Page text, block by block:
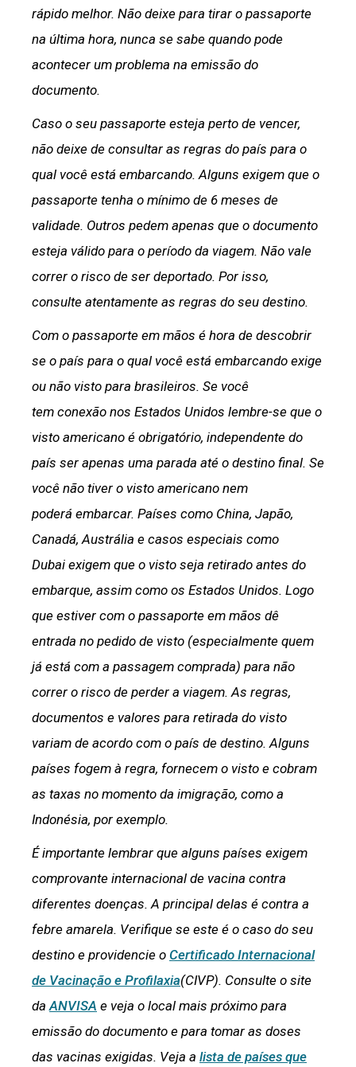
rápido melhor. Não deixe para tirar o passaporte
na última hora, nunca se sabe quando pode
acontecer um problema na emissão do
documento.
Caso o seu passaporte esteja perto de vencer,
não deixe de consultar as regras do país para o
qual você está embarcando. Alguns exigem que o
passaporte tenha o mínimo de 6 meses de
validade. Outros pedem apenas que o documento
esteja válido para o período da viagem. Não vale
correr o risco de ser deportado. Por isso,
consulte atentamente as regras do seu destino.
Com o passaporte em mãos é hora de descobrir
se o país para o qual você está embarcando exige
ou não visto para brasileiros. Se você
tem conexão nos Estados Unidos lembre-se que o
visto americano é obrigatório, independente do
país ser apenas uma parada até o destino final. Se
você não tiver o visto americano nem
poderá embarcar. Países como China, Japão,
Canadá, Austrália e casos especiais como
Dubai exigem que o visto seja retirado antes do
embarque, assim como os Estados Unidos. Logo
que estiver com o passaporte em mãos dê
entrada no pedido de visto (especialmente quem
já está com a passagem comprada) para não
correr o risco de perder a viagem. As regras,
documentos e valores para retirada do visto
variam de acordo com o país de destino. Alguns
países fogem à regra, fornecem o visto e cobram
as taxas no momento da imigração, como a
Indonésia, por exemplo.
É importante lembrar que alguns países exigem
comprovante internacional de vacina contra
diferentes doenças. A principal delas é contra a
febre amarela. Verifique se este é o caso do seu
destino e providencie o Certificado Internacional
de Vacinação e Profilaxia(CIVP). Consulte o site
da ANVISA e veja o local mais próximo para
emissão do documento e para tomar as doses
das vacinas exigidas. Veja a lista de países que